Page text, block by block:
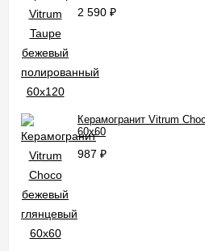
2 590 ₽
Керамогранит Vitrum
60x60
987 ₽